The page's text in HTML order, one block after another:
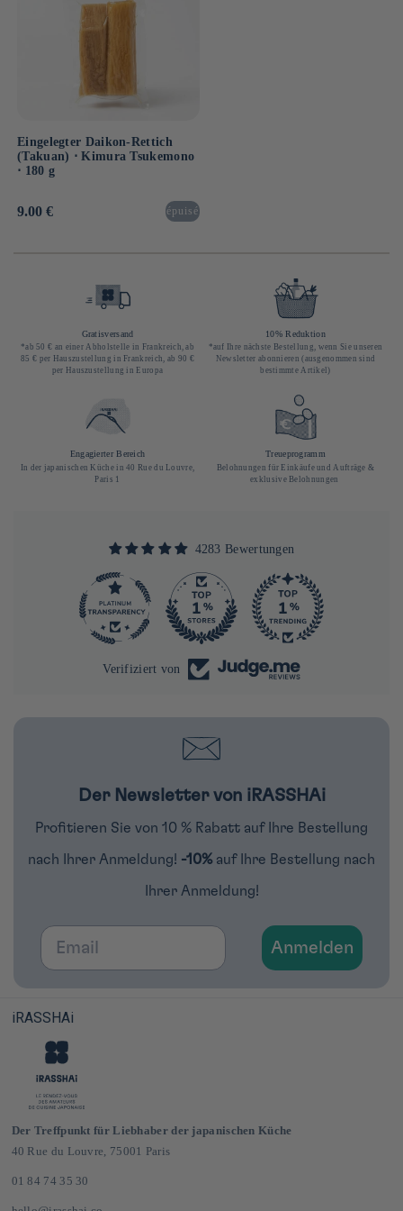
Eingelegter Daikon-Rettich
(Takuan) ⋅ Kimura Tsukemono
⋅ 180 g
Normaler
9.00 € épuisé
Gratisversand
*ab 50 € an einer Abholstelle in Frankreich, ab
85 € per Hauszustellung in Frankreich, ab 90 €
per Hauszustellung in Europa
10% Reduktion
*auf Ihre nächste Bestellung, wenn Sie unseren
Newsletter abonnieren (ausgenommen sind
bestimmte Artikel)
Engagierter Bereich
In der japanischen Küche in 40 Rue du Louvre,
Paris 1
Treueprogramm
Belohnungen für Einkäufe und Aufträge &
exklusive Belohnungen
4283 Bewertungen
4283 290
Verifiziert von
Der Newsletter von iRASSHAi
Profitieren Sie von 10 % Rabatt auf Ihre Bestellung
nach Ihrer Anmeldung! -10% auf Ihre Bestellung nach
Ihrer Anmeldung!
Email
Anmelden
iRASSHAi
Der Treffpunkt für Liebhaber der japanischen Küche
40 Rue du Louvre, 75001 Paris
01 84 74 35 30